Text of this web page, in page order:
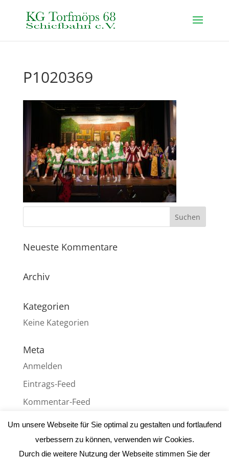
P1020369
Neueste Kommentare
Archiv
Kategorien
Keine Kategorien
Meta
Anmelden
Eintrags-Feed
Kommentar-Feed
WordPress.org
Um unsere Webseite für Sie optimal zu gestalten und fortlaufend
verbessern zu können, verwenden wir Cookies.
Durch die weitere Nutzung der Webseite stimmen Sie der